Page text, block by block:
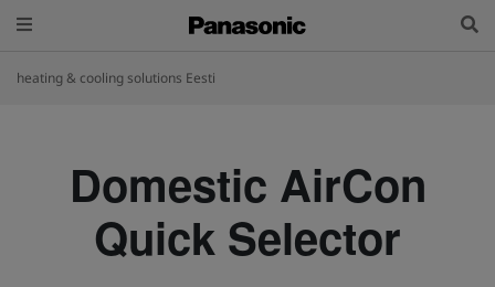
heating & cooling solutions Eesti
Domestic AirCon
Quick Selector